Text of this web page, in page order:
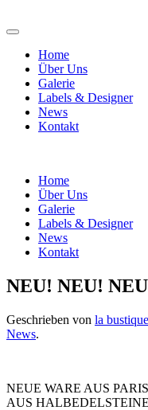
Home
Über Uns
Galerie
Labels & Designer
News
Kontakt
Home
Über Uns
Galerie
Labels & Designer
News
Kontakt
NEU! NEU!
Geschrieben von la bustique
News.
NEUE WARE AUS
AUS